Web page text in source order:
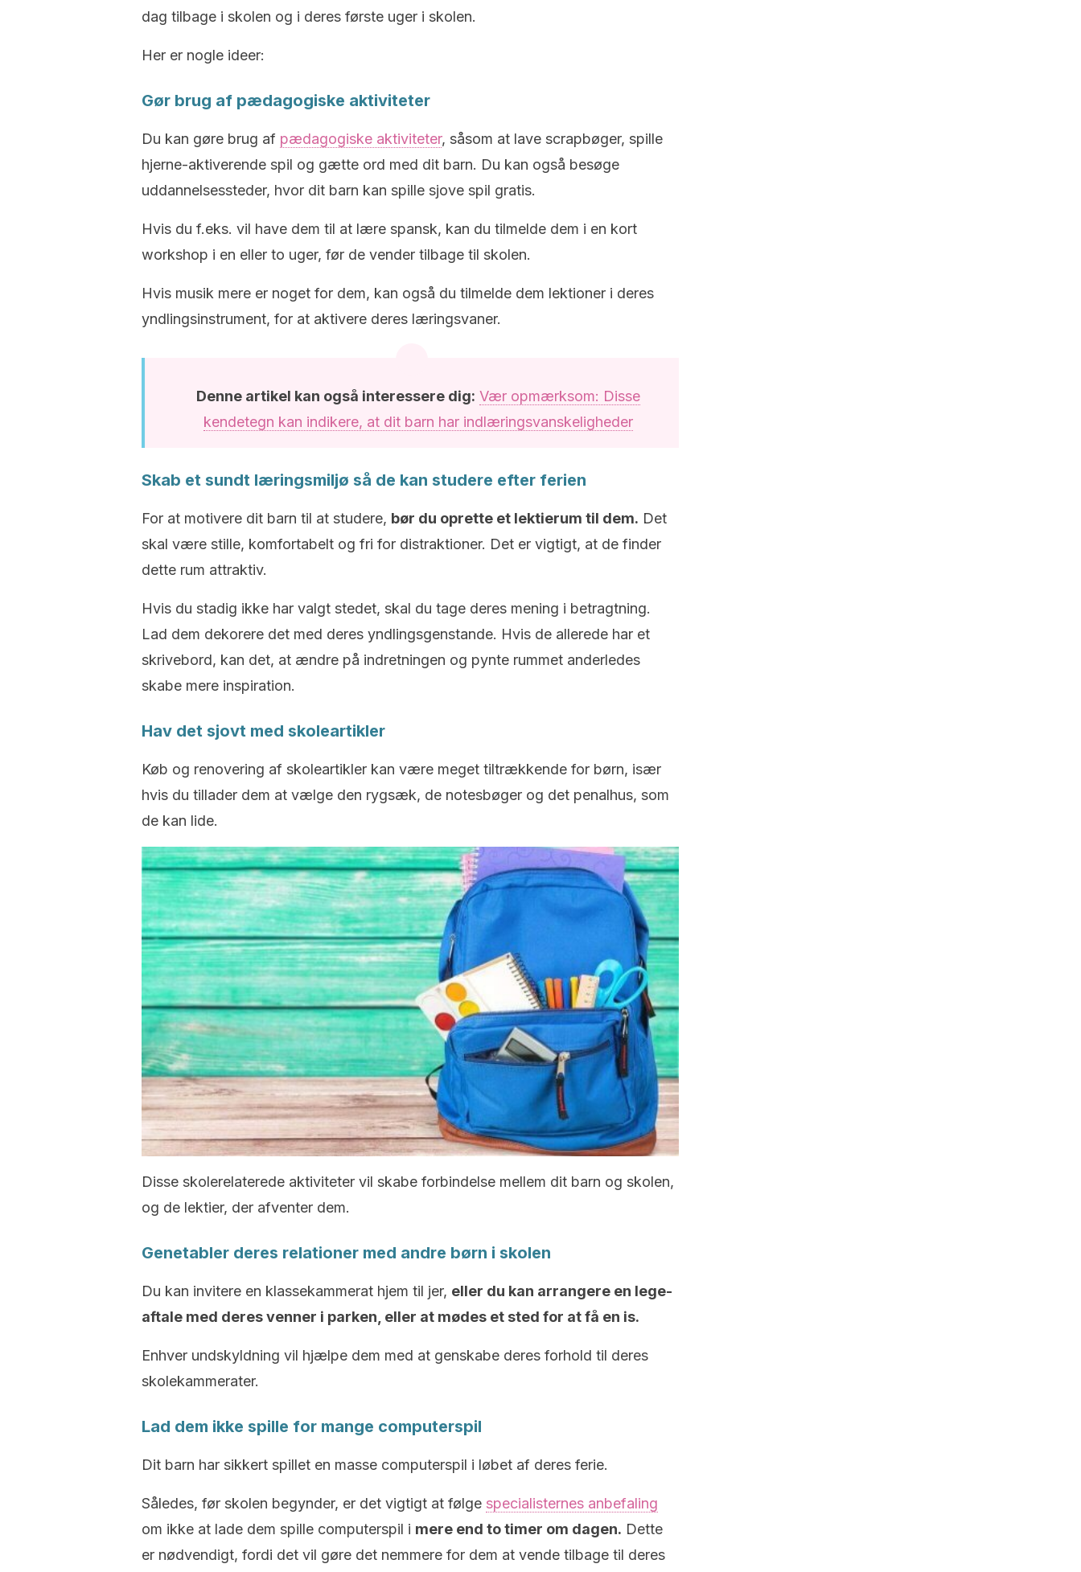
dag tilbage i skolen og i deres første uger i skolen.
Her er nogle ideer:
Gør brug af pædagogiske aktiviteter
Du kan gøre brug af pædagogiske aktiviteter, såsom at lave scrapbøger, spille
hjerne-aktiverende spil og gætte ord med dit barn. Du kan også besøge
uddannelsessteder, hvor dit barn kan spille sjove spil gratis.
Hvis du f.eks. vil have dem til at lære spansk, kan du tilmelde dem i en kort
workshop i en eller to uger, før de vender tilbage til skolen.
Hvis musik mere er noget for dem, kan også du tilmelde dem lektioner i deres
yndlingsinstrument, for at aktivere deres læringsvaner.
Denne artikel kan også interessere dig: Vær opmærksom: Disse
kendetegn kan indikere, at dit barn har indlæringsvanskeligheder
Skab et sundt læringsmiljø så de kan studere efter ferien
For at motivere dit barn til at studere, bør du oprette et lektierum til dem. Det
skal være stille, komfortabelt og fri for distraktioner. Det er vigtigt, at de finder
dette rum attraktiv.
Hvis du stadig ikke har valgt stedet, skal du tage deres mening i betragtning.
Lad dem dekorere det med deres yndlingsgenstande. Hvis de allerede har et
skrivebord, kan det, at ændre på indretningen og pynte rummet anderledes
skabe mere inspiration.
Hav det sjovt med skoleartikler
Køb og renovering af skoleartikler kan være meget tiltrækkende for børn, især
hvis du tillader dem at vælge den rygsæk, de notesbøger og det penalhus, som
de kan lide.
Disse skolerelaterede aktiviteter vil skabe forbindelse mellem dit barn og skolen,
og de lektier, der afventer dem.
Genetabler deres relationer med andre børn i skolen
Du kan invitere en klassekammerat hjem til jer, eller du kan arrangere en lege-
aftale med deres venner i parken, eller at mødes et sted for at få en is.
Enhver undskyldning vil hjælpe dem med at genskabe deres forhold til deres
skolekammerater.
Lad dem ikke spille for mange computerspil
Dit barn har sikkert spillet en masse computerspil i løbet af deres ferie.
Således, før skolen begynder, er det vigtigt at følge specialisternes anbefaling
om ikke at lade dem spille computerspil i mere end to timer om dagen. Dette
er nødvendigt, fordi det vil gøre det nemmere for dem at vende tilbage til deres